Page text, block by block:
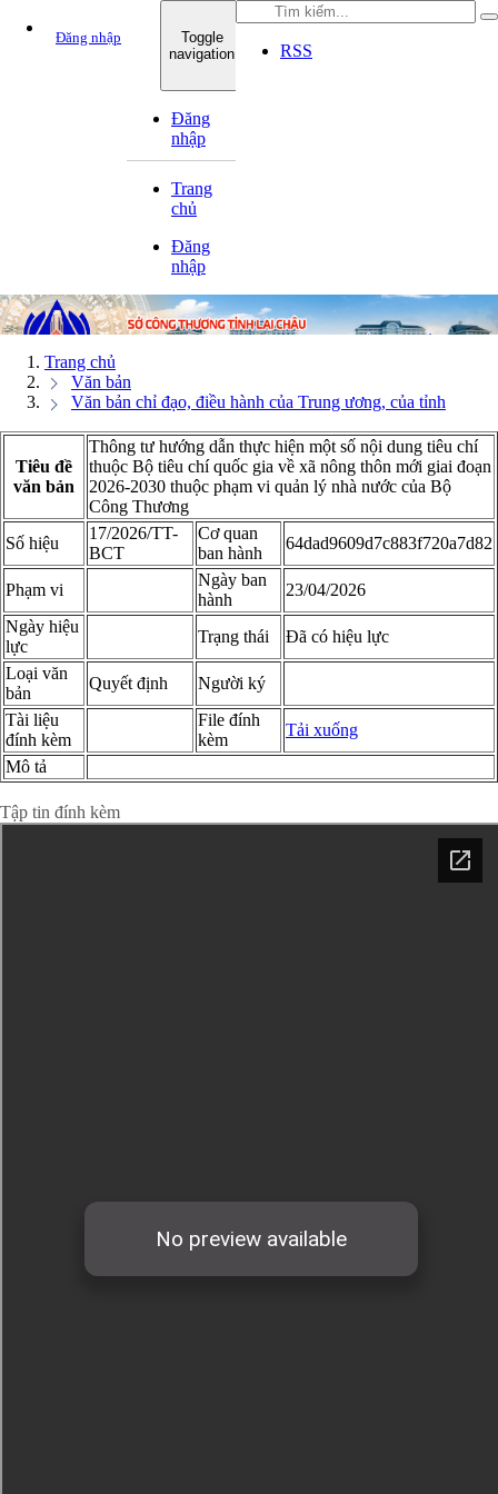
RSS
Đăng nhập TRANG CHỦ
Toggle
navigation
Đăng
nhập
Trang
chủ
Đăng
nhập
Trang chủ
Văn bản
Văn bản chỉ đạo, điều hành của Trung ương, của tỉnh
Tiêu đề
văn bản
Thông tư hướng dẫn thực hiện một số nội dung tiêu chí
thuộc Bộ tiêu chí quốc gia về xã nông thôn mới giai đoạn
2026-2030 thuộc phạm vi quản lý nhà nước của Bộ
Công Thương
Số hiệu
17/2026/TT-
BCT
Cơ quan
ban hành
64dad9609d7c883f720a7d82
Phạm vi
Ngày ban
hành
23/04/2026
Ngày hiệu
lực
Trạng thái
Đã có hiệu lực
Loại văn
bản
Quyết định
Người ký
Tài liệu
đính kèm
File đính
kèm
Tải xuống
Mô tả
Tập tin đính kèm
1792/KH-SCT
của Bộ Chính trị về đột phá phát triển khoa học, công nghệ, đổi mới sáng